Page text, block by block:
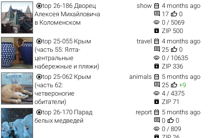
top 26-186 Дворец
Алексея Михайловича
в Коломенском
show  4 months ago
 17  0
visibility 0 / 5069
 ZIP 500
top 25-055 Крым
(часть 55: Ялта-
центральные
набережные и пляжи)
travel  4 months ago
 25  0
visibility 0 / 10635
 ZIP 336
top 25-062 Крым
(часть 62:
четвероногие
обитатели)
animals  5 months ago
 25  +9
visibility 4 / 4375
 ZIP 71
top 26-170 Парад
белых медведей
report  5 months ago
 0  0
visibility 0 / 809